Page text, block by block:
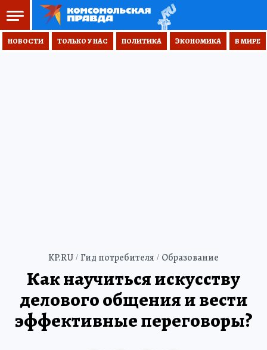
НОВОСТИ ТОЛЬКО У НАС ПОЛИТИКА ЭКОНОМИКА В МИРЕ
KP.RU Гид потребителя Образование
Как научиться искусству
делового общения и вести
эффективные переговоры?